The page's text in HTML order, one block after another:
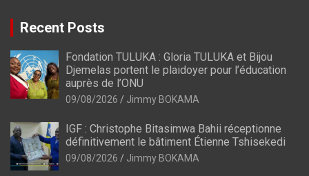
Recent Posts
Fondation TULUKA : Gloria TULUKA et Bijou
Djemelas portent le plaidoyer pour l’éducation
auprès de l’ONU
09/08/2026 Jimmy BOKAMA
IGF : Christophe Bitasimwa Bahii réceptionne
définitivement le bâtiment Étienne Tshisekedi
09/08/2026 Jimmy BOKAMA